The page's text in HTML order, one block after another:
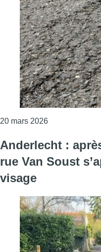
20 mars 2026Consulter
Anderlecht :
rue Van Soust
visage